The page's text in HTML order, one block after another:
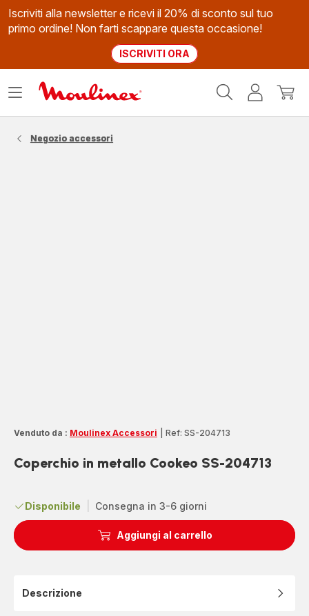
Iscriviti alla newsletter e ricevi il 20% di sconto sul tuo
primo ordine! Non farti scappare questa occasione!
ISCRIVITI ORA
Il
Apri
Negozio accessori
Venduto da : Moulinex Accessori Ref: SS-204713
Coperchio in metallo Cookeo SS-204713
Disponibile Consegna in 3-6 giorni
Aggiungi al carrello
Descrizione